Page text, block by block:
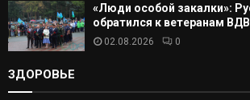
«Люди особой закалки»:
обратился к ветеранам
02.08.2026 0
ЗДОРОВЬЕ